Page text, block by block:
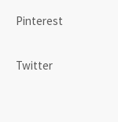
Pinterest
Twitter